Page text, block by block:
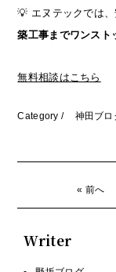
💡 エヌテックでは、
築工事までワンスト
無料相談はこちら
Category / 神田ブロ
« 前へ
Writer